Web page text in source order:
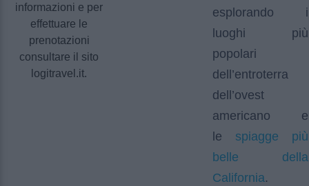
informazioni e per
effettuare le
prenotazioni
consultare il sito
logitravel.it.
esplorando i
luoghi più
popolari
dell’entroterra
dell’ovest
americano e
le spiagge più
belle della
California.